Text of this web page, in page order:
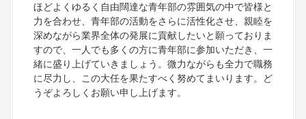
ほどよくゆるく自由闊達な青年部の雰囲気の中で皆様と
力を合わせ、青年部の活動をさらに活性化させ、親睦を
深めながら業界全体の発展に貢献したいと願っておりま
すので、一人でも多くの方に青年部に参加いただき、一
緒に盛り上げていきましょう。微力ながらも全力で職務
に尽力し、この大任を果たすべく努めてまいります。ど
うぞよろしくお願い申し上げます。